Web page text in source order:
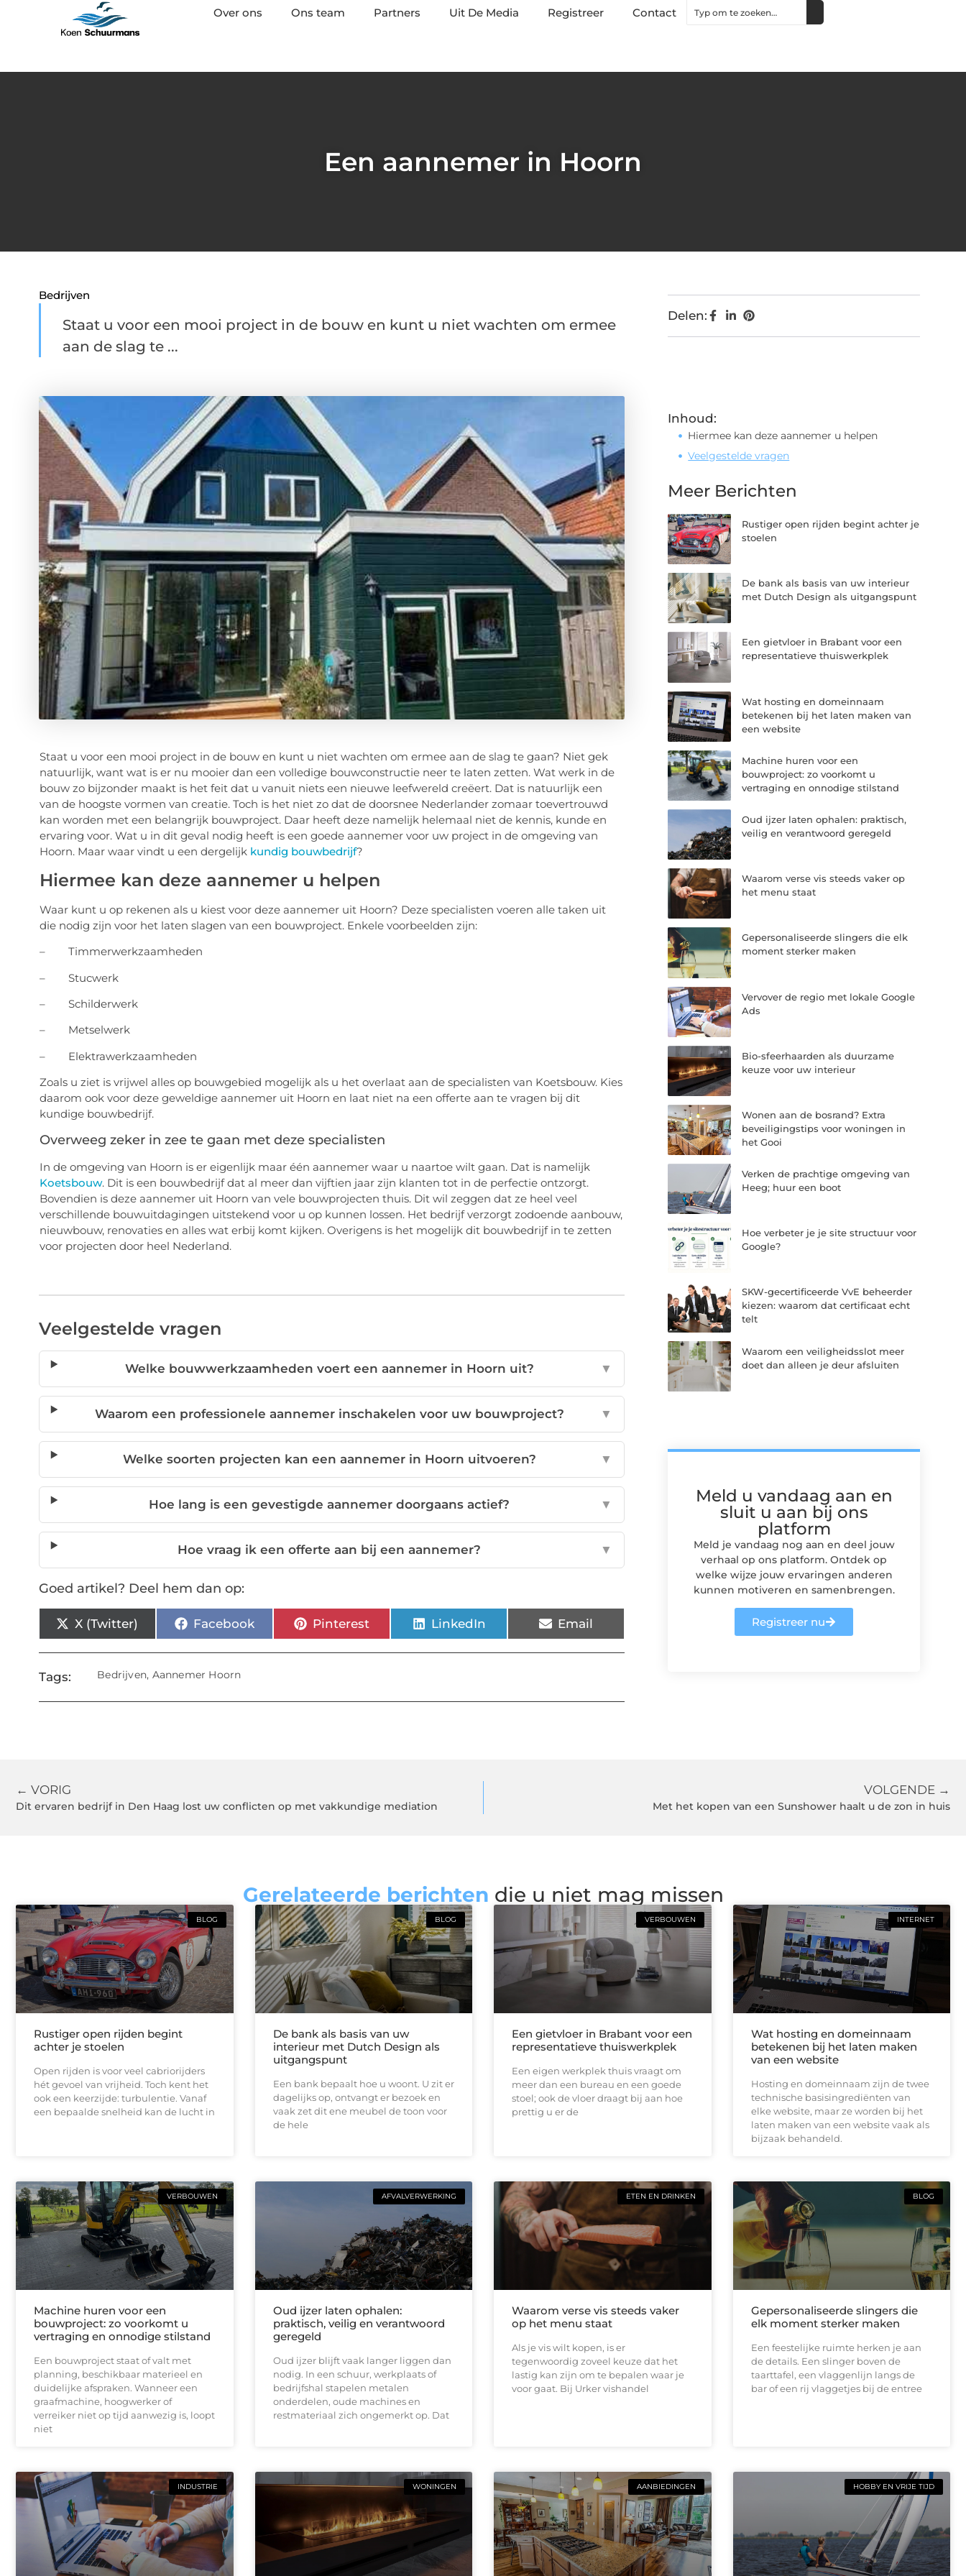
Over ons Ons team Partners Uit De Media Registreer Contact
Een aannemer in Hoorn
Bedrijven
Staat u voor een mooi project in de bouw en kunt u niet wachten om ermee
aan de slag te ...
Staat u voor een mooi project in de bouw en kunt u niet wachten om ermee aan de slag te gaan? Niet gek
natuurlijk, want wat is er nu mooier dan een volledige bouwconstructie neer te laten zetten. Wat werk in de
bouw zo bijzonder maakt is het feit dat u vanuit niets een nieuwe leefwereld creëert. Dat is natuurlijk een
van de hoogste vormen van creatie. Toch is het niet zo dat de doorsnee Nederlander zomaar toevertrouwd
kan worden met een belangrijk bouwproject. Daar heeft deze namelijk helemaal niet de kennis, kunde en
ervaring voor. Wat u in dit geval nodig heeft is een goede aannemer voor uw project in de omgeving van
Hoorn. Maar waar vindt u een dergelijk kundig bouwbedrijf?
Hiermee kan deze aannemer u helpen
Waar kunt u op rekenen als u kiest voor deze aannemer uit Hoorn? Deze specialisten voeren alle taken uit
die nodig zijn voor het laten slagen van een bouwproject. Enkele voorbeelden zijn:
– Timmerwerkzaamheden
– Stucwerk
– Schilderwerk
– Metselwerk
– Elektrawerkzaamheden
Zoals u ziet is vrijwel alles op bouwgebied mogelijk als u het overlaat aan de specialisten van Koetsbouw. Kies
daarom ook voor deze geweldige aannemer uit Hoorn en laat niet na een offerte aan te vragen bij dit
kundige bouwbedrijf.
Overweeg zeker in zee te gaan met deze specialisten
In de omgeving van Hoorn is er eigenlijk maar één aannemer waar u naartoe wilt gaan. Dat is namelijk
Koetsbouw. Dit is een bouwbedrijf dat al meer dan vijftien jaar zijn klanten tot in de perfectie ontzorgt.
Bovendien is deze aannemer uit Hoorn van vele bouwprojecten thuis. Dit wil zeggen dat ze heel veel
verschillende bouwuitdagingen uitstekend voor u op kunnen lossen. Het bedrijf verzorgt zodoende aanbouw,
nieuwbouw, renovaties en alles wat erbij komt kijken. Overigens is het mogelijk dit bouwbedrijf in te zetten
voor projecten door heel Nederland.
Veelgestelde vragen
Welke bouwwerkzaamheden voert een aannemer in Hoorn uit? ▼
Waarom een professionele aannemer inschakelen voor uw bouwproject? ▼
Welke soorten projecten kan een aannemer in Hoorn uitvoeren? ▼
Hoe lang is een gevestigde aannemer doorgaans actief? ▼
Hoe vraag ik een offerte aan bij een aannemer? ▼
Goed artikel? Deel hem dan op:
X (Twitter) Facebook Pinterest LinkedIn Email
Tags: Bedrijven, Aannemer Hoorn
Delen:
Inhoud:
Hiermee kan deze aannemer u helpen
Veelgestelde vragen
Meer Berichten
Rustiger open rijden begint achter je
stoelen
De bank als basis van uw interieur
met Dutch Design als uitgangspunt
Een gietvloer in Brabant voor een
representatieve thuiswerkplek
Wat hosting en domeinnaam
betekenen bij het laten maken van
een website
Machine huren voor een
bouwproject: zo voorkomt u
vertraging en onnodige stilstand
Oud ijzer laten ophalen: praktisch,
veilig en verantwoord geregeld
Waarom verse vis steeds vaker op
het menu staat
Gepersonaliseerde slingers die elk
moment sterker maken
Vervover de regio met lokale Google
Ads
Bio-sfeerhaarden als duurzame
keuze voor uw interieur
Wonen aan de bosrand? Extra
beveiligingstips voor woningen in
het Gooi
Verken de prachtige omgeving van
Heeg; huur een boot
Hoe verbeter je je site structuur voor
Google?
SKW-gecertificeerde VvE beheerder
kiezen: waarom dat certificaat echt
telt
Waarom een veiligheidsslot meer
doet dan alleen je deur afsluiten
Meld u vandaag aan en
sluit u aan bij ons
platform
Meld je vandaag nog aan en deel jouw
verhaal op ons platform. Ontdek op
welke wijze jouw ervaringen anderen
kunnen motiveren en samenbrengen.
Registreer nu
← VORIG
Dit ervaren bedrijf in Den Haag lost uw conflicten op met vakkundige mediation
VOLGENDE →
Met het kopen van een Sunshower haalt u de zon in huis
Gerelateerde berichten die u niet mag missen
BLOG
Rustiger open rijden begint
achter je stoelen
Open rijden is voor veel cabriorijders
hét gevoel van vrijheid. Toch kent het
ook een keerzijde: turbulentie. Vanaf
een bepaalde snelheid kan de lucht in
BLOG
De bank als basis van uw
interieur met Dutch Design als
uitgangspunt
Een bank bepaalt hoe u woont. U zit er
dagelijks op, ontvangt er bezoek en
vaak zet dit ene meubel de toon voor
de hele
VERBOUWEN
Een gietvloer in Brabant voor een
representatieve thuiswerkplek
Een eigen werkplek thuis vraagt om
meer dan een bureau en een goede
stoel; ook de vloer draagt bij aan hoe
prettig u er de
INTERNET
Wat hosting en domeinnaam
betekenen bij het laten maken
van een website
Hosting en domeinnaam zijn de twee
technische basisingrediënten van
elke website, maar ze worden bij het
laten maken van een website vaak als
bijzaak behandeld.
VERBOUWEN
Machine huren voor een
bouwproject: zo voorkomt u
vertraging en onnodige stilstand
Een bouwproject staat of valt met
planning, beschikbaar materieel en
duidelijke afspraken. Wanneer een
graafmachine, hoogwerker of
verreiker niet op tijd aanwezig is, loopt
niet
AFVALVERWERKING
Oud ijzer laten ophalen:
praktisch, veilig en verantwoord
geregeld
Oud ijzer blijft vaak langer liggen dan
nodig. In een schuur, werkplaats of
bedrijfshal stapelen metalen
onderdelen, oude machines en
restmateriaal zich ongemerkt op. Dat
ETEN EN DRINKEN
Waarom verse vis steeds vaker
op het menu staat
Als je vis wilt kopen, is er
tegenwoordig zoveel keuze dat het
lastig kan zijn om te bepalen waar je
voor gaat. Bij Urker vishandel
BLOG
Gepersonaliseerde slingers die
elk moment sterker maken
Een feestelijke ruimte herken je aan
de details. Een slinger boven de
taarttafel, een vlaggenlijn langs de
bar of een rij vlaggetjes bij de entree
INDUSTRIE WONINGEN AANBIEDINGEN HOBBY EN VRIJE TIJD